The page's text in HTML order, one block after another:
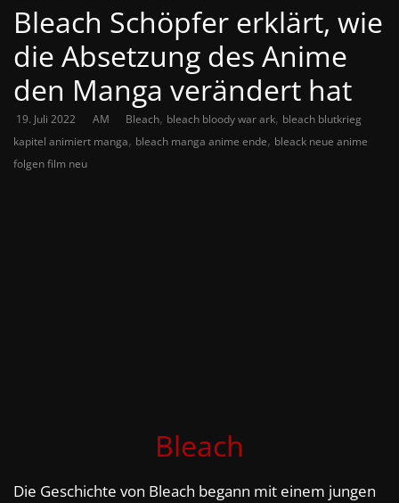
Bleach Schöpfer erklärt, wie
die Absetzung des Anime
den Manga verändert hat
19. Juli 2022 AM Bleach, bleach bloody war ark, bleach blutkrieg
kapitel animiert manga, bleach manga anime ende, bleack neue anime
folgen film neu
Bleach
Die Geschichte von Bleach begann mit einem jungen